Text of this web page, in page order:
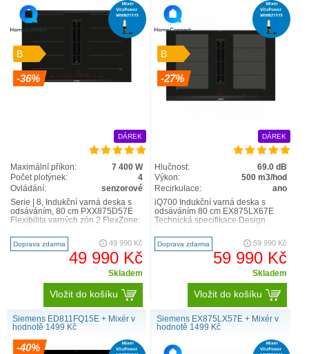
B
-36%
DÁREK
Maximální příkon:
7 400 W
Počet plotýnek:
4
Ovládání:
senzorové
Serie | 8, Indukční varná deska s
odsáváním, 80 cm PXX875D57E
Flexibilita varných zón 2 FlexZone:
nebo velik..
Doprava zdarma 49 990 Kč
49 990 Kč
Skladem
Vložit do košíku
B
-27%
DÁREK
Hlučnost:
69.0 dB
Výkon:
500 m3/hod
Recirkulace:
ano
iQ700 Indukční varná deska s
odsáváním 80 cm EX875LX67E
Technická specifikace Design
dual lightSlider ..
Doprava zdarma 59 990 Kč
59 990 Kč
Skladem
Vložit do košíku
Siemens ED811FQ15E + Mixér v
hodnotě 1499 Kč
-40%
Siemens EX875LX57E + Mixér v
hodnotě 1499 Kč